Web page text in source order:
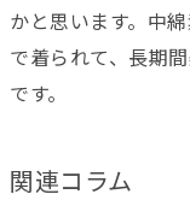
かと思います。中
で着られて、長期
です。
関連コラム